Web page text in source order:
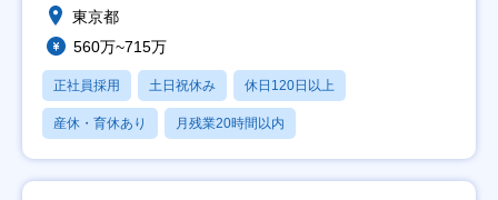
東京都
560万~715万
正社員採用 土日祝休み 休日120日以上
産休・育休あり 月残業20時間以内